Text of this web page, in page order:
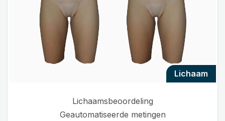
lichaam
Lichaamsbeoordeling
Geautomatiseerde metingen